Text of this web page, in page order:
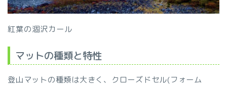
紅葉の涸沢カール
マットの種類と特性
登山マットの種類は大きく、クローズドセル(フォーム